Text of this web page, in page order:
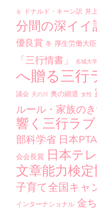
を ドナルド・キーン訳 井
分間の深イイ
優良賞 冬 厚生労働大
「三行情書」
名城大
へ贈る三行
議会 天の川 奥の細道 女性
ルール・家族の
響く三行ラ
部科学省 日本
会会長賞 日本テ
文章能力検
子育て全国キャ
インターナショナル 金